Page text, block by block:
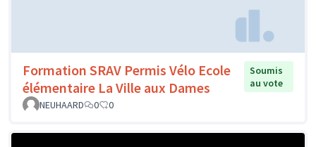
Formation SRAV Permis Vélo Ecole
élémentaire La Ville aux Dames
Soumis
au vote
NEUHAARD
0 0